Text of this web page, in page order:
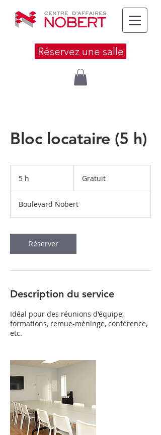
Réservez une salle
Bloc locataire (5 h)
5 h Gratuit
Boulevard Nobert
Réserver
Description du service
Idéal pour des réunions d'équipe,
formations, remue-méninge, conférence,
etc.